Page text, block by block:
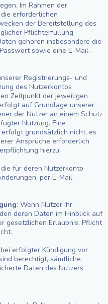
Im Rahmen der
erforderlichen
der Bereitstellung des
Pflichterfüllung
gehören insbesondere die
sowie eine E-Mail-
Registrierungs- und
des Nutzerkontos
Zeitpunkt der jeweiligen
auf Grundlage unserer
der Nutzer an einem Schutz
Nutzung. Eine
grundsätzlich nicht, es
Ansprüche erforderlich
hierzu.
für deren Nutzerkonto
per E-Mail
: Wenn Nutzer ihr
deren Daten im Hinblick auf
gesetzlichen Erlaubnis, Pflicht
erfolgter Kündigung vor
berechtigt, sämtliche
Daten des Nutzers